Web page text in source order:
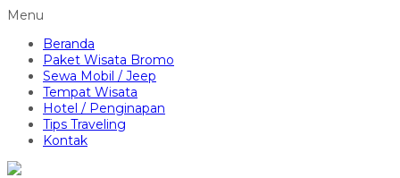
Menu
Beranda
Paket Wisata Bromo
Sewa Mobil / Jeep
Tempat Wisata
Hotel / Penginapan
Tips Traveling
Kontak